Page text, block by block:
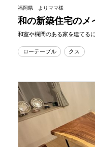
福岡県 よりママ様
和の新築住宅のメ
和室や欄間のある家を建てる
ローテーブル クス